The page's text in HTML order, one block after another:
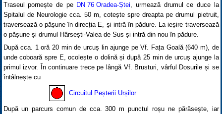
Traseul pornește de pe DN 76 Oradea-Ștei , urmează drumul ce duce la
Spitalul de Neurologie cca. 50 m, cotește spre dreapta pe drumul pietruit,
traversează o pășune în direcția E, și intră în pădure. La ieșire traversează
o pășune și drumul Hârsești-Valea de Sus și intră din nou în pădure.
După cca. 1 oră 20 min de urcuș lin ajunge pe Vf. Fața Goală (640 m), de
unde coboară spre E, ocolește o dolină și după 25 min de urcuș ajunge la
primul izvor. În continuare trece pe lângă Vf. Brusturi, vârful Dosurile și se
întâlnește cu
Circuitul Peșterii Urșilor
După un parcurs comun de cca. 300 m punctul roșu ne părăsește, iar